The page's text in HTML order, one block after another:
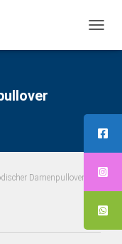
Damenpullover“